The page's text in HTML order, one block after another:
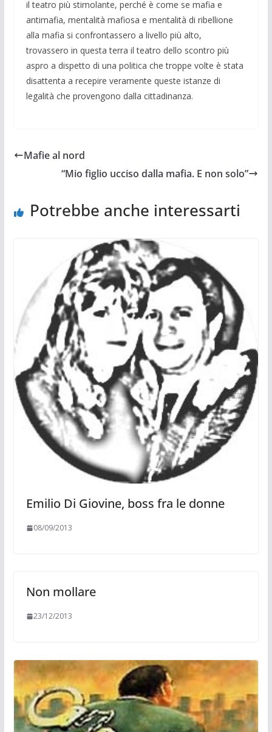
il teatro più stimolante, perché è come se mafia e
antimafia, mentalità mafiosa e mentalità di ribellione
alla mafia si confrontassero a livello più alto,
trovassero in questa terra il teatro dello scontro più
aspro a dispetto di una politica che troppe volte è stata
disattenta a recepire veramente queste istanze di
legalità che provengono dalla cittadinanza.
Mafie al nord
“Mio figlio ucciso dalla mafia. E non solo”
Potrebbe anche interessarti
Emilio Di Giovine, boss fra le donne
08/09/2013
Non mollare
23/12/2013